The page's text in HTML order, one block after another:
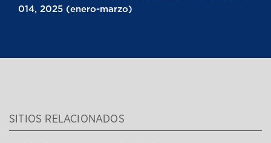
014, 2025 (enero-marzo)
SITIOS RELACIONADOS